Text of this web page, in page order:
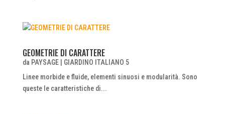
GEOMETRIE DI CARATTERE
da PAYSAGE| GIARDINO ITALIANO 5
Linee morbide e fluide, elementi sinuosi e modularità. Sono
queste le caratteristiche di...